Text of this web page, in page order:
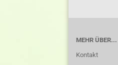
MEHR ÜBER...
Kontakt